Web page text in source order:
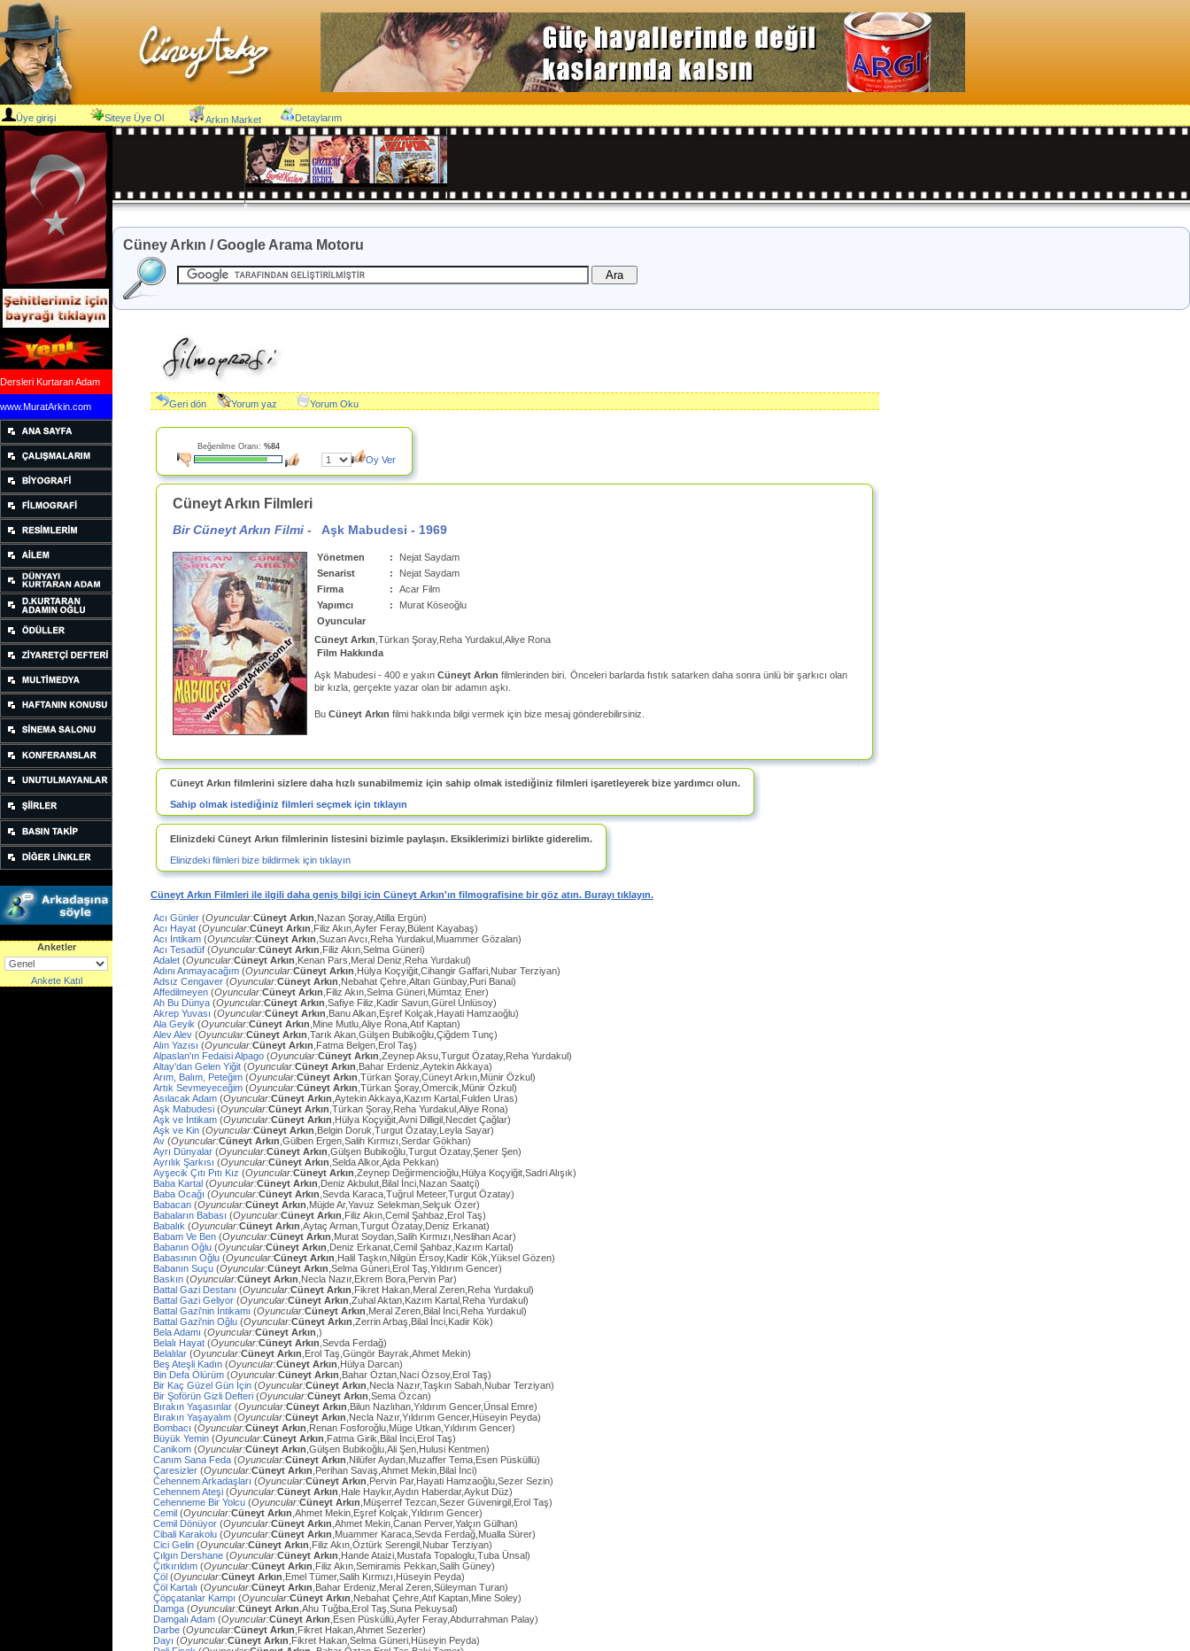
Üye girişi Siteye Üye Ol Arkın Market Detaylarım
Dersleri Kurtaran Adam
www.MuratArkin.com
Anketler
Ankete Katıl
Cüney Arkın / Google Arama Motoru
Geri dön Yorum yaz Yorum Oku
Beğenilme Oranı: %84
Oy Ver
Cüneyt Arkın Filmleri
Bir Cüneyt Arkın Filmi - Aşk Mabudesi - 1969
Yönetmen :
Nejat Saydam
Senarist
:
Nejat Saydam
Firma
:
Acar Film
Yapımcı
:
Murat Köseoğlu
Oyuncular
Cüneyt Arkın ,Türkan Şoray,Reha Yurdakul,Aliye Rona
Film Hakkında
Aşk Mabudesi - 400 e yakın Cüneyt Arkın filmlerinden biri. Önceleri barlarda fıstık satarken daha sonra ünlü bir şarkıcı olan
bir kızla, gerçekte yazar olan bir adamın aşkı.
Bu Cüneyt Arkın filmi hakkında bilgi vermek için bize mesaj gönderebilirsiniz.
Cüneyt Arkın filmlerini sizlere daha hızlı sunabilmemiz için sahip olmak istediğiniz filmleri işaretleyerek bize yardımcı olun.
Sahip olmak istediğiniz filmleri seçmek için tıklayın
Elinizdeki Cüneyt Arkın filmlerinin listesini bizimle paylaşın. Eksiklerimizi birlikte giderelim.
Elinizdeki filmleri bize bildirmek için tıklayın
Cüneyt Arkın Filmleri ile ilgili daha geniş bilgi için Cüneyt Arkın'ın filmografisine bir göz atın. Burayı tıklayın.
Acı Günler (Oyuncular:Cüneyt Arkın ,Nazan Şoray,Atilla Ergün)
Acı Hayat (Oyuncular:Cüneyt Arkın ,Filiz Akın,Ayfer Feray,Bülent Kayabaş)
Acı İntikam (Oyuncular:Cüneyt Arkın ,Suzan Avcı,Reha Yurdakul,Muammer Gözalan)
Acı Tesadüf (Oyuncular:Cüneyt Arkın ,Filiz Akın,Selma Güneri)
Adalet (Oyuncular:Cüneyt Arkın ,Kenan Pars,Meral Deniz,Reha Yurdakul)
Adını Anmayacağım (Oyuncular:Cüneyt Arkın ,Hülya Koçyiğit,Cihangir Gaffari,Nubar Terziyan)
Adsız Cengaver (Oyuncular:Cüneyt Arkın ,Nebahat Çehre,Altan Günbay,Puri Banai)
Affedilmeyen (Oyuncular:Cüneyt Arkın ,Filiz Akın,Selma Güneri,Mümtaz Ener)
Ah Bu Dünya (Oyuncular:Cüneyt Arkın ,Safiye Filiz,Kadir Savun,Gürel Ünlüsoy)
Akrep Yuvası (Oyuncular:Cüneyt Arkın ,Banu Alkan,Eşref Kolçak,Hayati Hamzaoğlu)
Ala Geyik (Oyuncular:Cüneyt Arkın ,Mine Mutlu,Aliye Rona,Atıf Kaptan)
Alev Alev (Oyuncular:Cüneyt Arkın ,Tarık Akan,Gülşen Bubikoğlu,Çiğdem Tunç)
Alın Yazısı (Oyuncular:Cüneyt Arkın ,Fatma Belgen,Erol Taş)
Alpaslan'ın Fedaisi Alpago (Oyuncular:Cüneyt Arkın ,Zeynep Aksu,Turgut Özatay,Reha Yurdakul)
Altay'dan Gelen Yiğit (Oyuncular:Cüneyt Arkın ,Bahar Erdeniz,Aytekin Akkaya)
Arım, Balım, Peteğim (Oyuncular:Cüneyt Arkın ,Türkan Şoray,Cüneyt Arkın,Münir Özkul)
Artık Sevmeyeceğim (Oyuncular:Cüneyt Arkın ,Türkan Şoray,Ömercik,Münir Özkul)
Asılacak Adam (Oyuncular:Cüneyt Arkın ,Aytekin Akkaya,Kazım Kartal,Fulden Uras)
Aşk Mabudesi (Oyuncular:Cüneyt Arkın ,Türkan Şoray,Reha Yurdakul,Aliye Rona)
Aşk ve İntikam (Oyuncular:Cüneyt Arkın ,Hülya Koçyiğit,Avni Dilligil,Necdet Çağlar)
Aşk ve Kin (Oyuncular:Cüneyt Arkın ,Belgin Doruk,Turgut Özatay,Leyla Sayar)
Av (Oyuncular:Cüneyt Arkın ,Gülben Ergen,Salih Kırmızı,Serdar Gökhan)
Ayrı Dünyalar (Oyuncular:Cüneyt Arkın ,Gülşen Bubikoğlu,Turgut Özatay,Şener Şen)
Ayrılık Şarkısı (Oyuncular:Cüneyt Arkın ,Selda Alkor,Ajda Pekkan)
Ayşecik Çıtı Pıtı Kız (Oyuncular:Cüneyt Arkın ,Zeynep Değirmencioğlu,Hülya Koçyiğit,Sadri Alışık)
Baba Kartal (Oyuncular:Cüneyt Arkın ,Deniz Akbulut,Bilal İnci,Nazan Saatçi)
Baba Ocağı (Oyuncular:Cüneyt Arkın ,Sevda Karaca,Tuğrul Meteer,Turgut Özatay)
Babacan (Oyuncular:Cüneyt Arkın ,Müjde Ar,Yavuz Selekman,Selçuk Özer)
Babaların Babası (Oyuncular:Cüneyt Arkın ,Filiz Akın,Cemil Şahbaz,Erol Taş)
Babalık (Oyuncular:Cüneyt Arkın ,Aytaç Arman,Turgut Özatay,Deniz Erkanat)
Babam Ve Ben (Oyuncular:Cüneyt Arkın ,Murat Soydan,Salih Kırmızı,Neslihan Acar)
Babanın Oğlu (Oyuncular:Cüneyt Arkın ,Deniz Erkanat,Cemil Şahbaz,Kazım Kartal)
Babasının Oğlu (Oyuncular:Cüneyt Arkın ,Halil Taşkın,Nilgün Ersoy,Kadir Kök,Yüksel Gözen)
Babanın Suçu (Oyuncular:Cüneyt Arkın ,Selma Güneri,Erol Taş,Yıldırım Gencer)
Baskın (Oyuncular:Cüneyt Arkın ,Necla Nazır,Ekrem Bora,Pervin Par)
Battal Gazi Destanı (Oyuncular:Cüneyt Arkın ,Fikret Hakan,Meral Zeren,Reha Yurdakul)
Battal Gazi Geliyor (Oyuncular:Cüneyt Arkın ,Zuhal Aktan,Kazım Kartal,Reha Yurdakul)
Battal Gazi'nin İntikamı (Oyuncular:Cüneyt Arkın ,Meral Zeren,Bilal İnci,Reha Yurdakul)
Battal Gazi'nin Oğlu (Oyuncular:Cüneyt Arkın ,Zerrin Arbaş,Bilal İnci,Kadir Kök)
Bela Adamı (Oyuncular:Cüneyt Arkın ,)
Belalı Hayat (Oyuncular:Cüneyt Arkın ,Sevda Ferdağ)
Belalılar (Oyuncular:Cüneyt Arkın ,Erol Taş,Güngör Bayrak,Ahmet Mekin)
Beş Ateşli Kadın (Oyuncular:Cüneyt Arkın ,Hülya Darcan)
Bin Defa Ölürüm (Oyuncular:Cüneyt Arkın ,Bahar Öztan,Naci Özsoy,Erol Taş)
Bir Kaç Güzel Gün İçin (Oyuncular:Cüneyt Arkın ,Necla Nazır,Taşkın Sabah,Nubar Terziyan)
Bir Şoförün Gizli Defteri (Oyuncular:Cüneyt Arkın ,Sema Özcan)
Bırakın Yaşasınlar (Oyuncular:Cüneyt Arkın ,Bilun Nazlıhan,Yıldırım Gencer,Ünsal Emre)
Bırakın Yaşayalım (Oyuncular:Cüneyt Arkın ,Necla Nazır,Yıldırım Gencer,Hüseyin Peyda)
Bombacı (Oyuncular:Cüneyt Arkın ,Renan Fosforoğlu,Müge Utkan,Yıldırım Gencer)
Büyük Yemin (Oyuncular:Cüneyt Arkın ,Fatma Girik,Bilal İnci,Erol Taş)
Canikom (Oyuncular:Cüneyt Arkın ,Gülşen Bubikoğlu,Ali Şen,Hulusi Kentmen)
Canım Sana Feda (Oyuncular:Cüneyt Arkın ,Nilüfer Aydan,Muzaffer Tema,Esen Püsküllü)
Çaresizler (Oyuncular:Cüneyt Arkın ,Perihan Savaş,Ahmet Mekin,Bilal İnci)
Cehennem Arkadaşları (Oyuncular:Cüneyt Arkın ,Pervin Par,Hayati Hamzaoğlu,Sezer Sezin)
Cehennem Ateşi (Oyuncular:Cüneyt Arkın ,Hale Haykır,Aydın Haberdar,Aykut Düz)
Cehenneme Bir Yolcu (Oyuncular:Cüneyt Arkın ,Müşerref Tezcan,Sezer Güvenirgil,Erol Taş)
Cemil (Oyuncular:Cüneyt Arkın ,Ahmet Mekin,Eşref Kolçak,Yıldırım Gencer)
Cemil Dönüyor (Oyuncular:Cüneyt Arkın ,Ahmet Mekin,Canan Perver,Yalçın Gülhan)
Cibali Karakolu (Oyuncular:Cüneyt Arkın ,Muammer Karaca,Sevda Ferdağ,Mualla Sürer)
Cici Gelin (Oyuncular:Cüneyt Arkın ,Filiz Akın,Öztürk Serengil,Nubar Terziyan)
Çılgın Dershane (Oyuncular:Cüneyt Arkın ,Hande Ataizi,Mustafa Topaloglu,Tuba Ünsal)
Çıtkırıldım (Oyuncular:Cüneyt Arkın ,Filiz Akın,Semiramis Pekkan,Salih Güney)
Çöl (Oyuncular:Cüneyt Arkın ,Emel Tümer,Salih Kırmızı,Hüseyin Peyda)
Çöl Kartalı (Oyuncular:Cüneyt Arkın ,Bahar Erdeniz,Meral Zeren,Süleyman Turan)
Çöpçatanlar Kampı (Oyuncular:Cüneyt Arkın ,Nebahat Çehre,Atıf Kaptan,Mine Soley)
Damga (Oyuncular:Cüneyt Arkın ,Ahu Tuğba,Erol Taş,Suna Pekuysal)
Damgalı Adam (Oyuncular:Cüneyt Arkın ,Esen Püsküllü,Ayfer Feray,Abdurrahman Palay)
Darbe (Oyuncular:Cüneyt Arkın ,Fikret Hakan,Ahmet Sezerler)
Dayı (Oyuncular:Cüneyt Arkın ,Fikret Hakan,Selma Güneri,Hüseyin Peyda)